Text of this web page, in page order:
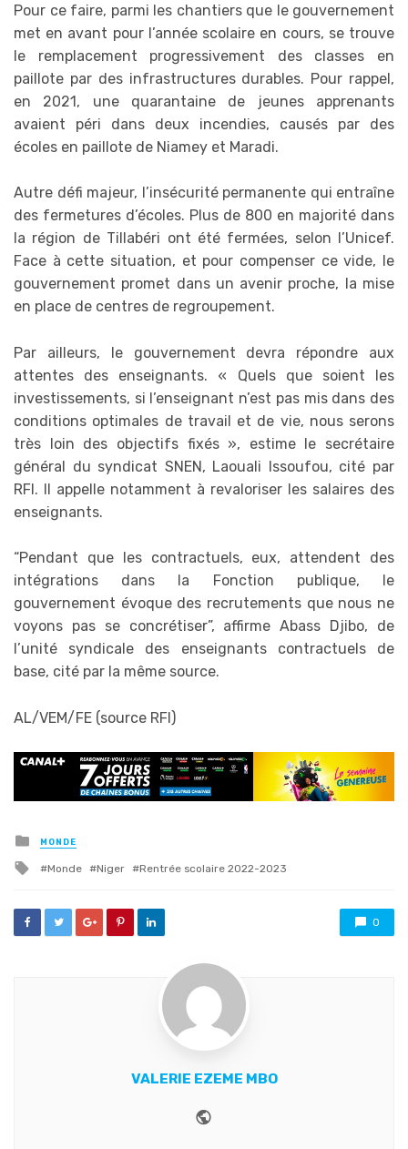
Pour ce faire, parmi les chantiers que le gouvernement
met en avant pour l’année scolaire en cours, se trouve
le remplacement progressivement des classes en
paillote par des infrastructures durables. Pour rappel,
en 2021, une quarantaine de jeunes apprenants
avaient péri dans deux incendies, causés par des
écoles en paillote de Niamey et Maradi.
Autre défi majeur, l’insécurité permanente qui entraîne
des fermetures d’écoles. Plus de 800 en majorité dans
la région de Tillabéri ont été fermées, selon l’Unicef.
Face à cette situation, et pour compenser ce vide, le
gouvernement promet dans un avenir proche, la mise
en place de centres de regroupement.
Par ailleurs, le gouvernement devra répondre aux
attentes des enseignants. « Quels que soient les
investissements, si l’enseignant n’est pas mis dans des
conditions optimales de travail et de vie, nous serons
très loin des objectifs fixés », estime le secrétaire
général du syndicat SNEN, Laouali Issoufou, cité par
RFI. Il appelle notamment à revaloriser les salaires des
enseignants.
“Pendant que les contractuels, eux, attendent des
intégrations dans la Fonction publique, le
gouvernement évoque des recrutements que nous ne
voyons pas se concrétiser”, affirme Abass Djibo, de
l’unité syndicale des enseignants contractuels de
base, cité par la même source.
AL/VEM/FE (source RFI)
Posted
in
MONDE
Tagged
Monde Niger Rentrée scolaire 2022-2023
0
VALERIE EZEME MBO